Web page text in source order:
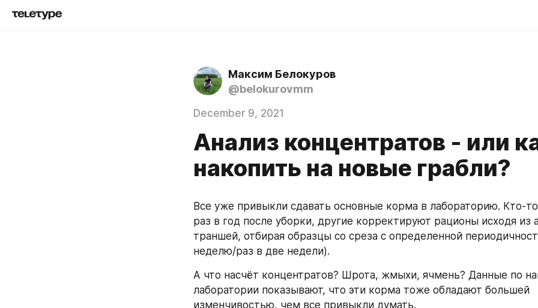
Максим Белокуров
@belokurovmm
December 9, 2021
Анализ концентратов - или
накопить на новые грабли?
Все уже привыкли сдавать основные корма в лабораторию. Кто-
раз в год после уборки, другие корректируют рационы исходя из
траншей, отбирая образцы со среза с определенной
неделю/раз в две недели).
А что насчёт концентратов? Шрота, жмыхи, ячмень? Данные по
лаборатории показывают, что эти корма тоже обладают большей
изменчивостью, чем все привыкли думать.